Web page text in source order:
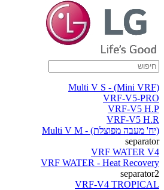
(Multi V S - (Mini VRF
VRF-V5-PRO
VRF-V5 H.P
VRF-V5 H.R
(יח' מעבה מפוצלת) - Multi V M
separator
VRF WATER V4
VRF WATER - Heat Recovery
separator2
VRF-V4 TROPICAL